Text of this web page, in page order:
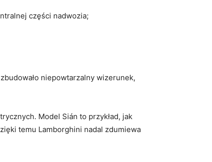
części nadwozia;
niepowtarzalny wizerunek,
Model Sián to przykład, jak​
temu Lamborghini nadal zdumiewa